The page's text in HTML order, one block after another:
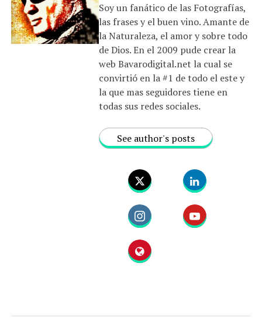
Soy un fanático de las Fotografías,
las frases y el buen vino. Amante de
la Naturaleza, el amor y sobre todo
de Dios. En el 2009 pude crear la
web Bavarodigital.net la cual se
convirtió en la #1 de todo el este y
la que mas seguidores tiene en
todas sus redes sociales.
See author's posts